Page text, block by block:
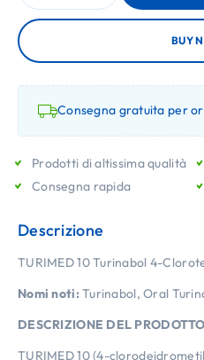
BUY
Consegna gratuita per
Prodotti di altissima qualità
Consegna rapida
Descrizione
TURIMED 10 Turinabol 4-
Nomi noti:Turinabol, Oral
DESCRIZIONE DEL
TURIMED 10 (4-